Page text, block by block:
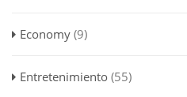
Economy (9)
Entretenimiento (55)